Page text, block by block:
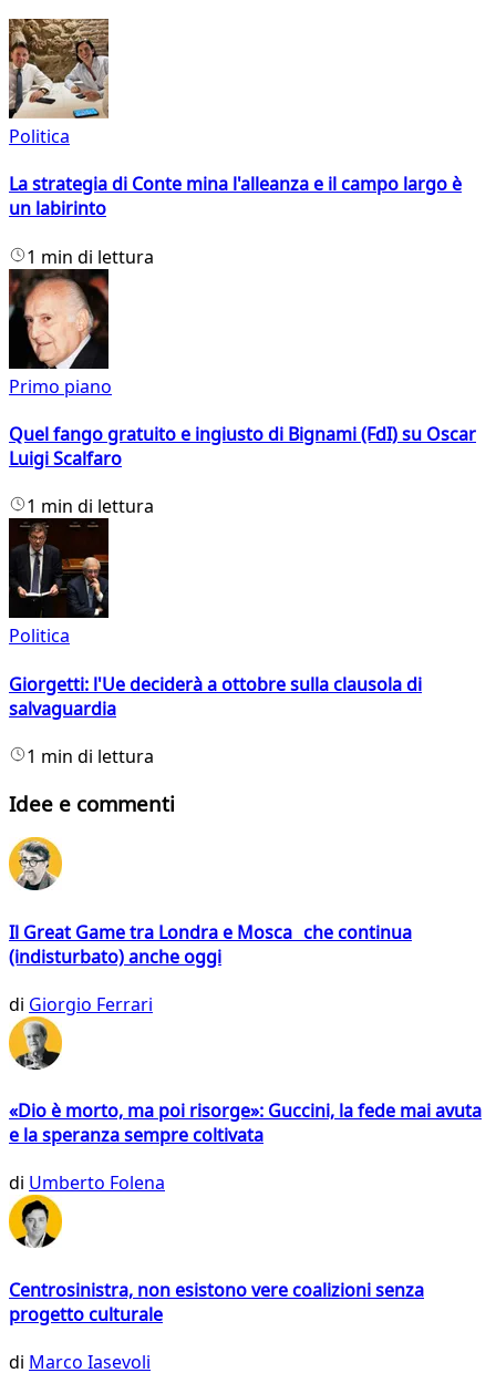
Politica
La strategia di Conte mina l'alleanza e il campo largo è
un labirinto
1 min di lettura
Primo piano
Quel fango gratuito e ingiusto di Bignami (FdI) su Oscar
Luigi Scalfaro
1 min di lettura
Politica
Giorgetti: l'Ue deciderà a ottobre sulla clausola di
salvaguardia
1 min di lettura
Idee e commenti
Il Great Game tra Londra e Mosca che continua
(indisturbato) anche oggi
di Giorgio Ferrari
«Dio è morto, ma poi risorge»: Guccini, la fede mai avuta
e la speranza sempre coltivata
di Umberto Folena
Centrosinistra, non esistono vere coalizioni senza
progetto culturale
di Marco Iasevoli